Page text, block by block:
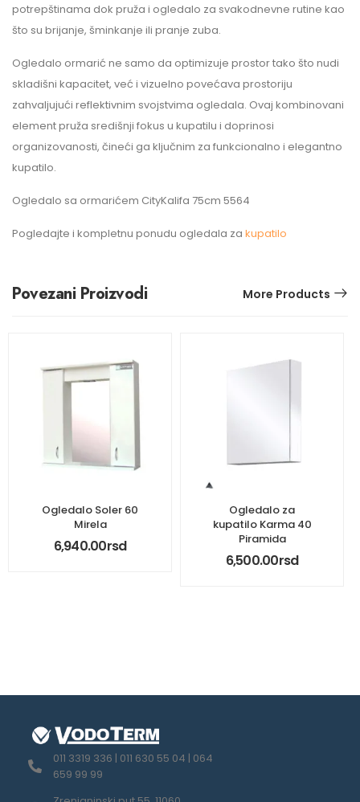
potrepštinama dok pruža i ogledalo za svakodnevne rutine kao
što su brijanje, šminkanje ili pranje zuba.
Ogledalo ormarić ne samo da optimizuje prostor tako što nudi
skladišni kapacitet, već i vizuelno povećava prostoriju
zahvaljujući reflektivnim svojstvima ogledala. Ovaj kombinovani
element pruža središnji fokus u kupatilu i doprinosi
organizovanosti, čineći ga ključnim za funkcionalno i elegantno
kupatilo.
Ogledalo sa ormarićem CityKalifa 75cm 5564
Pogledajte i kompletnu ponudu ogledala za kupatilo
Povezani Proizvodi More Products
Ogledalo Soler 60
Mirela
6,940.00rsd
Ogledalo za
kupatilo Karma 40
Piramida
6,500.00rsd
011 3319 336 | 011 630 55 04 | 064
659 99 99